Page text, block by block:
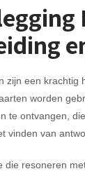
zijn een krachtig
worden
te ontvangen,
vinden van
resoneren